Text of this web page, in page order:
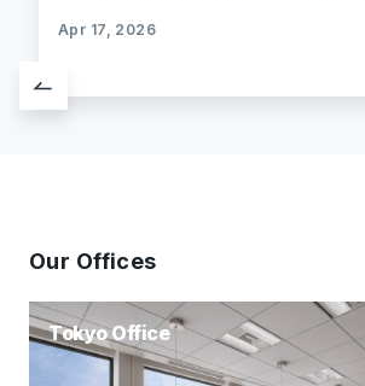
Apr 17, 2026
表取締役：藤田 翔大）は、TikTok for
Awards 2026」において、「
業成長および売上最大化に貢献しています。 ■
Shop GMV Max Award」は、TikTok
売上（GMV*²）最大化を実現する広告
「GMV Max」を活用し、Eコマース領
Our Offices
Tokyo Office